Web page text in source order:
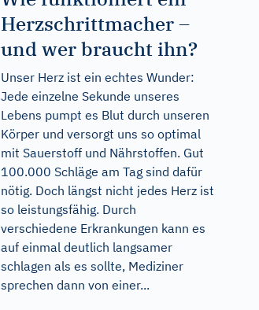
Herzschrittmacher –
und wer braucht ihn?
Unser Herz ist ein echtes Wunder:
Jede einzelne Sekunde unseres
Lebens pumpt es Blut durch unseren
Körper und versorgt uns so optimal
mit Sauerstoff und Nährstoffen. Gut
100.000 Schläge am Tag sind dafür
nötig. Doch längst nicht jedes Herz ist
so leistungsfähig. Durch
verschiedene Erkrankungen kann es
auf einmal deutlich langsamer
schlagen als es sollte, Mediziner
sprechen dann von einer...